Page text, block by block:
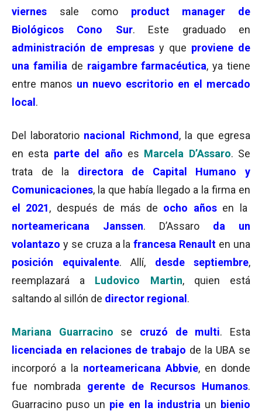
viernes sale como product manager de
Biológicos Cono Sur. Este graduado en
administración de empresas y que proviene de
una familia de raigambre farmacéutica, ya tiene
entre manos un nuevo escritorio en el mercado
local.
Del laboratorio nacional Richmond, la que egresa
en esta parte del año es Marcela D’Assaro. Se
trata de la directora de Capital Humano y
Comunicaciones, la que había llegado a la firma en
el 2021, después de más de ocho años en la
norteamericana Janssen. D’Assaro da un
volantazo y se cruza a lafrancesa Renault en una
posición equivalente. Allí, desde septiembre,
reemplazará a Ludovico Martin, quien está
saltando al sillón de director regional.
Mariana Guarracino se cruzó de multi. Esta
licenciada en relaciones de trabajo de la UBA se
incorporó a la norteamericana Abbvie, en donde
fue nombrada gerente de Recursos Humanos.
Guarracino puso un pie en la industria un bienio